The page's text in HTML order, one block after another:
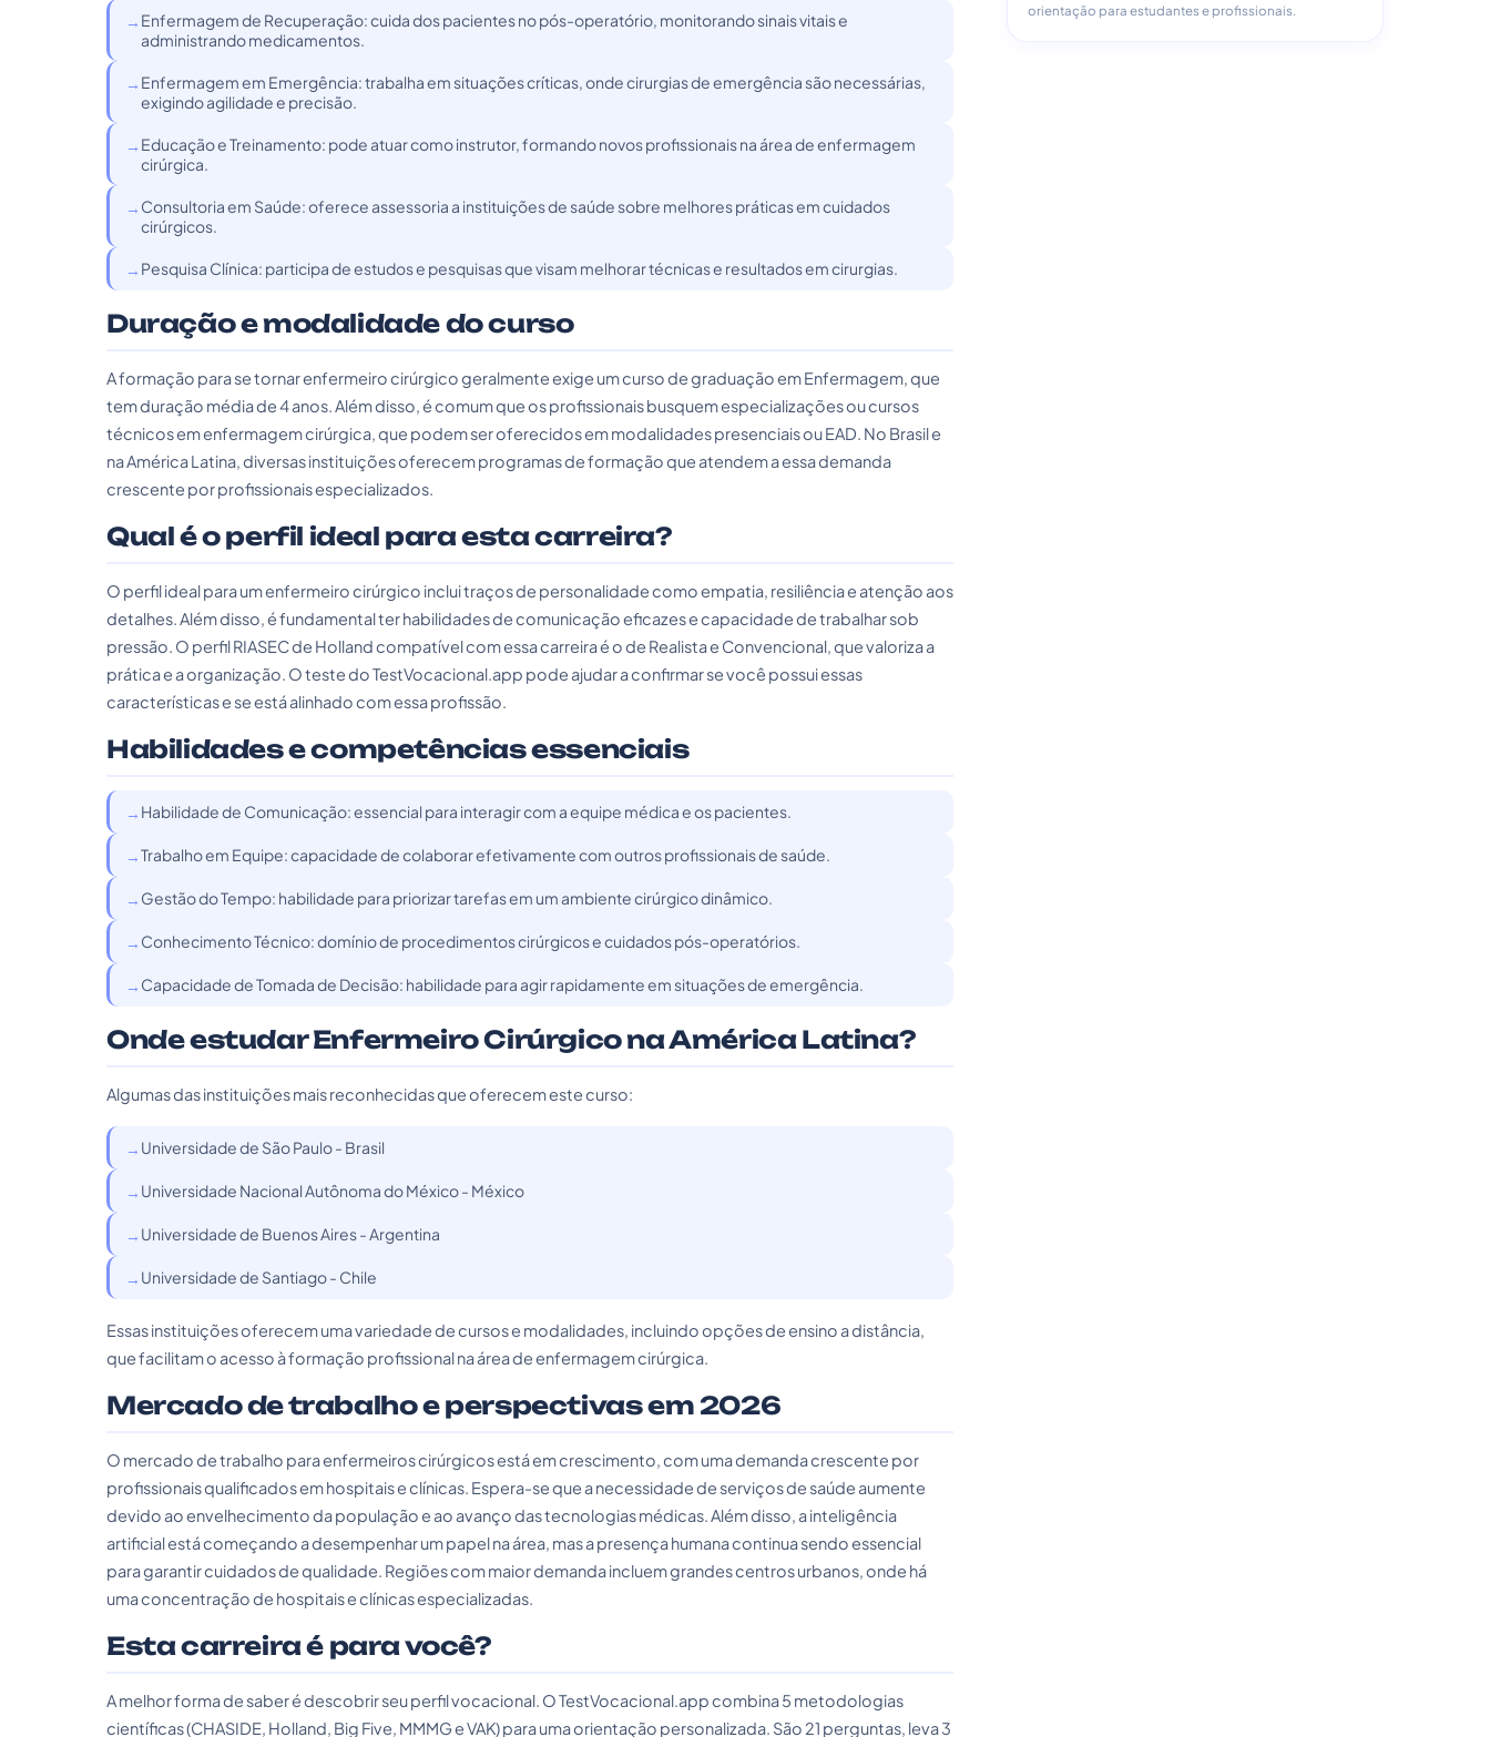
Enfermagem de Recuperação: cuida dos pacientes no pós-operatório, monitorando sinais vitais e
administrando medicamentos.
Enfermagem em Emergência: trabalha em situações críticas, onde cirurgias de emergência são necessárias,
exigindo agilidade e precisão.
Educação e Treinamento: pode atuar como instrutor, formando novos profissionais na área de enfermagem
cirúrgica.
Consultoria em Saúde: oferece assessoria a instituições de saúde sobre melhores práticas em cuidados
cirúrgicos.
Pesquisa Clínica: participa de estudos e pesquisas que visam melhorar técnicas e resultados em cirurgias.
Duração e modalidade do curso
A formação para se tornar enfermeiro cirúrgico geralmente exige um curso de graduação em Enfermagem, que
tem duração média de 4 anos. Além disso, é comum que os profissionais busquem especializações ou cursos
técnicos em enfermagem cirúrgica, que podem ser oferecidos em modalidades presenciais ou EAD. No Brasil e
na América Latina, diversas instituições oferecem programas de formação que atendem a essa demanda
crescente por profissionais especializados.
Qual é o perfil ideal para esta carreira?
O perfil ideal para um enfermeiro cirúrgico inclui traços de personalidade como empatia, resiliência e atenção aos
detalhes. Além disso, é fundamental ter habilidades de comunicação eficazes e capacidade de trabalhar sob
pressão. O perfil RIASEC de Holland compatível com essa carreira é o de Realista e Convencional, que valoriza a
prática e a organização. O teste do TestVocacional.app pode ajudar a confirmar se você possui essas
características e se está alinhado com essa profissão.
Habilidades e competências essenciais
Habilidade de Comunicação: essencial para interagir com a equipe médica e os pacientes.
Trabalho em Equipe: capacidade de colaborar efetivamente com outros profissionais de saúde.
Gestão do Tempo: habilidade para priorizar tarefas em um ambiente cirúrgico dinâmico.
Conhecimento Técnico: domínio de procedimentos cirúrgicos e cuidados pós-operatórios.
Capacidade de Tomada de Decisão: habilidade para agir rapidamente em situações de emergência.
Onde estudar Enfermeiro Cirúrgico na América Latina?
Algumas das instituições mais reconhecidas que oferecem este curso:
Universidade de São Paulo - Brasil
Universidade Nacional Autônoma do México - México
Universidade de Buenos Aires - Argentina
Universidade de Santiago - Chile
Essas instituições oferecem uma variedade de cursos e modalidades, incluindo opções de ensino a distância,
que facilitam o acesso à formação profissional na área de enfermagem cirúrgica.
Mercado de trabalho e perspectivas em 2026
O mercado de trabalho para enfermeiros cirúrgicos está em crescimento, com uma demanda crescente por
profissionais qualificados em hospitais e clínicas. Espera-se que a necessidade de serviços de saúde aumente
devido ao envelhecimento da população e ao avanço das tecnologias médicas. Além disso, a inteligência
artificial está começando a desempenhar um papel na área, mas a presença humana continua sendo essencial
para garantir cuidados de qualidade. Regiões com maior demanda incluem grandes centros urbanos, onde há
uma concentração de hospitais e clínicas especializadas.
Esta carreira é para você?
A melhor forma de saber é descobrir seu perfil vocacional. O TestVocacional.app combina 5 metodologias
científicas (CHASIDE, Holland, Big Five, MMMG e VAK) para uma orientação personalizada. São 21 perguntas, leva 3
orientação para estudantes e profissionais.